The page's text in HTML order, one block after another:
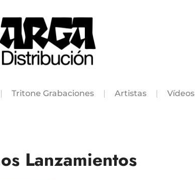
Tritone Grabaciones Artistas Vídeos
Lanzamientos